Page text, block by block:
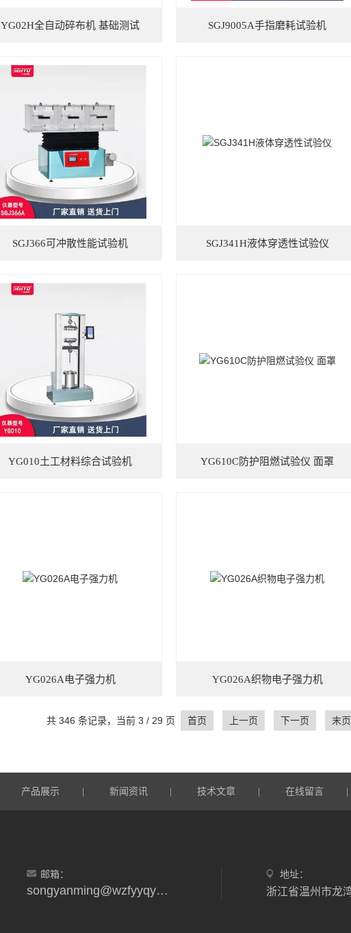
YG02H全自动碎布机 基础测试 SGJ9005A手指磨耗试验机
SGJ366可冲散性能试验机 SGJ341H液体穿透性试验仪
YG010土工材料综合试验机 YG610C防护阻燃试验仪 面罩
YG026A电子强力机 YG026A织物电子强力机
共 346 条记录，当前 3 / 29 页 首页 上一页 下一页 末页
产品展示 新闻资讯 技术文章 在线留言
邮箱：
songyanming@wzfyyqyxgs.wecom.work
地址：